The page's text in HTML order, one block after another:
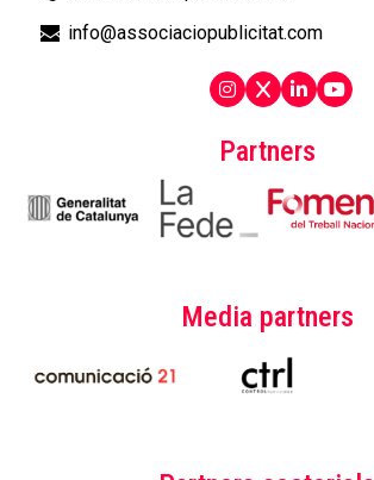
Partners
Media partners
info@associaciopublicitat.com